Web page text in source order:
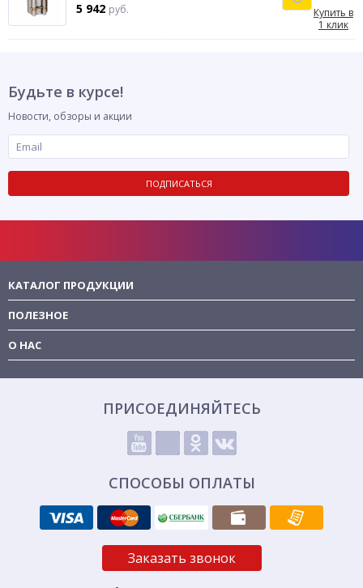
5 942 руб.
Купить в
1 клик
Будьте в курсе!
Новости, обзоры и акции
ПОДПИСАТЬСЯ
КАТАЛОГ ПРОДУКЦИИ
ПОЛЕЗНОЕ
О НАС
ПРИСОЕДИНЯЙТЕСЬ
СПОСОБЫ ОПЛАТЫ
Заказать звонок